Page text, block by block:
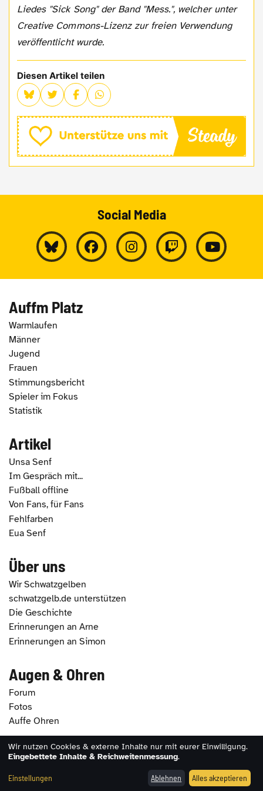
Liedes "Sick Song" der Band "Mess.", welcher unter
Creative Commons-Lizenz zur freien Verwendung
veröffentlicht wurde.
Diesen Artikel teilen
Social Media
Auffm Platz
Warmlaufen
Männer
Jugend
Frauen
Stimmungsbericht
Spieler im Fokus
Statistik
Artikel
Unsa Senf
Im Gespräch mit...
Fußball offline
Von Fans, für Fans
Fehlfarben
Eua Senf
Über uns
Wir Schwatzgelben
schwatzgelb.de unterstützen
Die Geschichte
Erinnerungen an Arne
Erinnerungen an Simon
Augen & Ohren
Forum
Fotos
Auffe Ohren
2026 - schwatzgelb.de |Impressum|Datenschutz
Cookie-Einstellungen
Wir nutzen Cookies & externe Inhalte nur mit eurer Einwilligung.
Eingebettete Inhalte & Reichweitenmessung.
Einstellungen Ablehnen Alles akzeptieren